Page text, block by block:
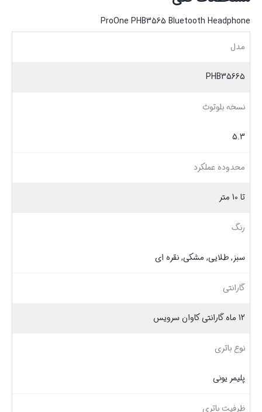
ProOne PHB3565 Bluetooth Headphone
مدل
PHB35665
نسخه بلوتوث
5.3
محدوده عملکرد
تا 10 متر
رنگ
سبز, طلایی, مشکی, نقره ای
گارانتی
12 ماه گارانتی کاوان سرویس
نوع باتری
پلیمر یونی
ظرفیت باتری